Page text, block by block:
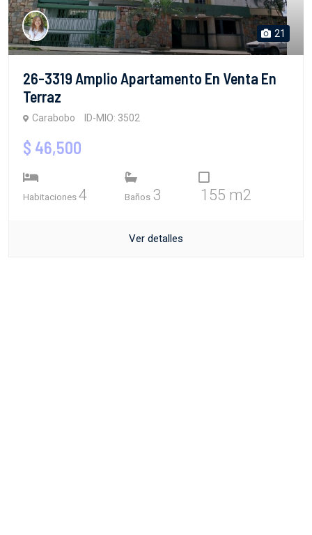
21
26-3319 Amplio Apartamento En Venta En
Terraz
Carabobo ID-MIO: 3502
$ 46,500
Habitaciones 4 Baños 3 155 m2
Ver detalles